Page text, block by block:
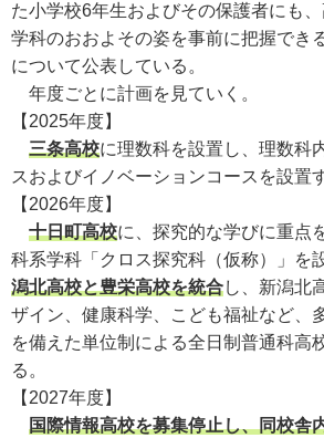
た小学校6年生およびその保護者にも
学科のおおよその姿を事前に把握でき
について公表している。
年度ごとに計画を見ていく。
【2025年度】
三条高校に理数科を設置し、理数科
スおよびイノベーションコースを設置
【2026年度】
十日町高校に、探究的な学びに重点
科系学科「クロス探究科（仮称）」を
潟北高校と豊栄高校を統合し、新潟北
ザイン、健康科学、こども福祉など、
を備えた単位制による全日制普通科高
る。
【2027年度】
国際情報高校を募集停止し、同校舎